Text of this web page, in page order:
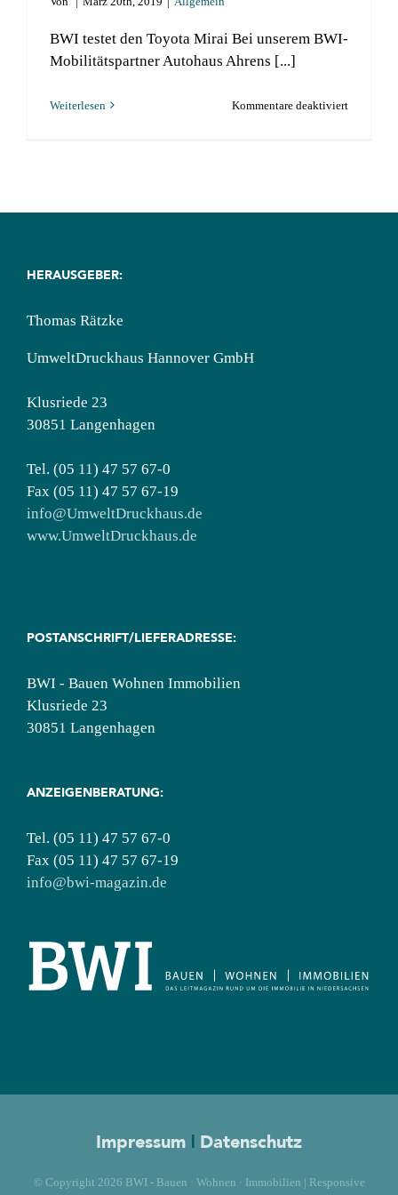
BWI testet den Toyota Mirai Bei unserem BWI-
Mobilitätspartner Autohaus Ahrens [...]
Weiterlesen Kommentare deaktiviertfür
HERAUSGEBER:
Thomas Rätzke
UmweltDruckhaus Hannover GmbH
Klusriede 23
30851 Langenhagen
Tel. (05 11) 47 57 67-0
Fax (05 11) 47 57 67-19
info@UmweltDruckhaus.de
www.UmweltDruckhaus.de
POSTANSCHRIFT/LIEFERADRESSE:
BWI - Bauen Wohnen Immobilien
Klusriede 23
30851 Langenhagen
ANZEIGENBERATUNG:
Tel. (05 11) 47 57 67-0
Fax (05 11) 47 57 67-19
info@bwi-magazin.de
Impressum | Datenschutz
© Copyright 2026 BWI - Bauen · Wohnen · Immobilien | Responsive